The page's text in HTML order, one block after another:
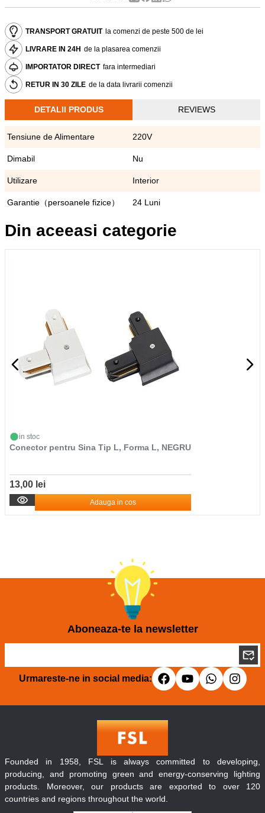
TRANSPORT GRATUIT la comenzi de peste 500 de lei
LIVRARE IN 24H de la plasarea comenzii
IMPORTATOR DIRECT fara intermediari
RETUR IN 30 ZILE de la data livrarii comenzii
DETALII PRODUS REVIEWS
Tensiune de Alimentare 220V
Dimabil Nu
Utilizare Interior
Garantie（persoanele fizice） 24 Luni
Din aceeasi categorie
in stoc
Conector pentru Sina Tip L, Forma L, NEGRU
13,00 lei
Adauga in cos
Aboneaza-te la newsletter
Urmareste-ne in social media:
Founded in 1958, FSL is always committed to developing,
producing, and promoting green and energy-conserving lighting
products. Moreover, our products are exported to over 120
countries and regions throughout the world.